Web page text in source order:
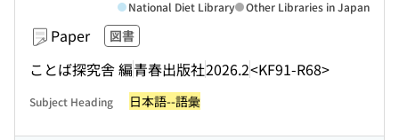
Paper 図書
ことば探究舎 編青春出版社2026.2<KF91-R68>
National Diet Library Other Libraries in Japan
Subject Heading 日本語--語彙